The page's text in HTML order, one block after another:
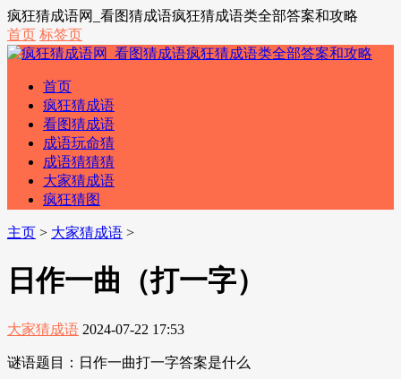
疯狂猜成语网_看图猜成语疯狂猜成语类全部答案和攻略
首页 标签页
首页
疯狂猜成语
看图猜成语
成语玩命猜
成语猜猜猜
大家猜成语
疯狂猜图
主页 > 大家猜成语 >
日作一曲（打一字）
大家猜成语 2024-07-22 17:53
谜语题目：日作一曲打一字答案是什么